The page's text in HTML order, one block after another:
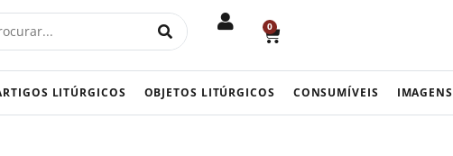
0
CART
LITÚRGICOS OBJETOS LITÚRGICOS CONSUMÍVEIS IMAGENS